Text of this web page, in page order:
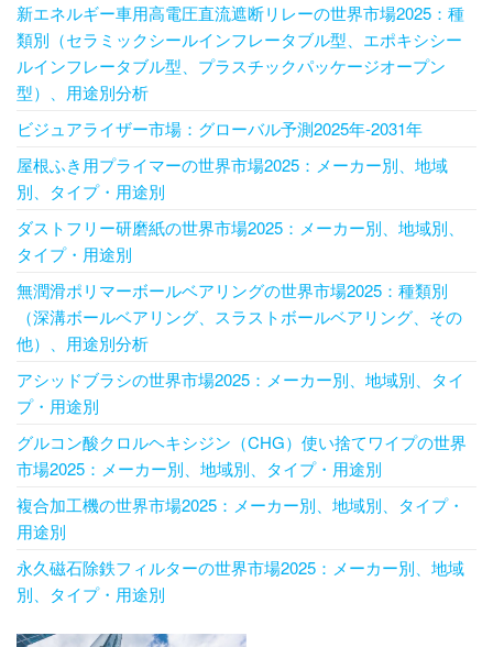
新エネルギー車用高電圧直流遮断リレーの世界市場2025：種
類別（セラミックシールインフレータブル型、エポキシシー
ルインフレータブル型、プラスチックパッケージオープン
型）、用途別分析
ビジュアライザー市場：グローバル予測2025年-2031年
屋根ふき用プライマーの世界市場2025：メーカー別、地域
別、タイプ・用途別
ダストフリー研磨紙の世界市場2025：メーカー別、地域別、
タイプ・用途別
無潤滑ポリマーボールベアリングの世界市場2025：種類別
（深溝ボールベアリング、スラストボールベアリング、その
他）、用途別分析
アシッドブラシの世界市場2025：メーカー別、地域別、タイ
プ・用途別
グルコン酸クロルヘキシジン（CHG）使い捨てワイプの世界
市場2025：メーカー別、地域別、タイプ・用途別
複合加工機の世界市場2025：メーカー別、地域別、タイプ・
用途別
永久磁石除鉄フィルターの世界市場2025：メーカー別、地域
別、タイプ・用途別